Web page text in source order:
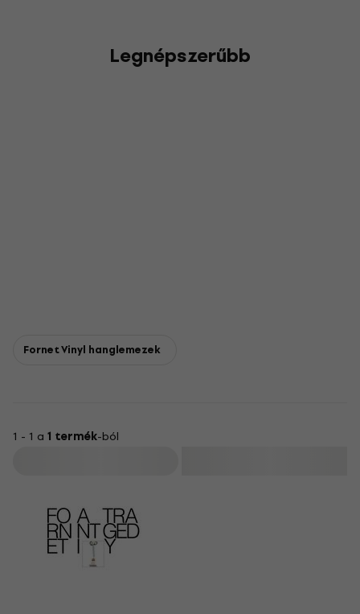
Legnépszerűbb
Fornet Vinyl hanglemezek
1 - 1 a 1 termék-ból